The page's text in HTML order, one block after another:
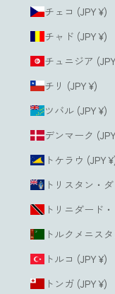
チェコ (JPY ¥)
チャド (JPY ¥)
チュニジア
チリ (JPY ¥)
ツバル (JPY ¥)
デンマーク
トケラウ (JPY
トリスタン・
トリニダード
トルクメニス
トルコ (JPY ¥)
トンガ (JPY ¥)